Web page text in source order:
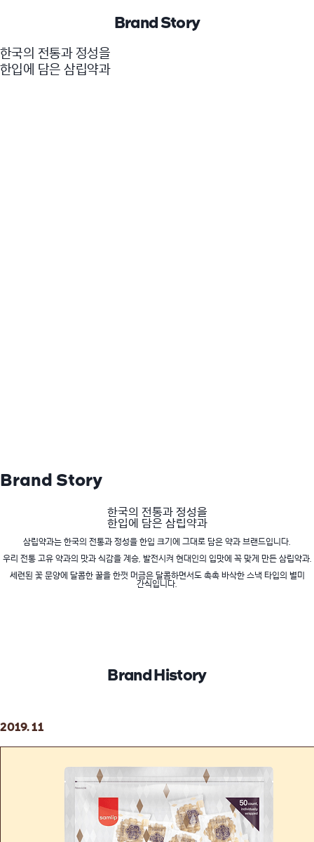
Brand Story
한국의 전통과 정성을
한입에 담은 삼립약과
Brand Story
한국의 전통과 정성을
한입에 담은 삼립약과
삼립약과는 한국의 전통과 정성을 한입 크기에 그대로 담은 약과 브랜드입니다.
우리 전통 고유 약과의 맛과 식감을 계승, 발전시켜 현대인의 입맛에 꼭 맞게 만든 삼립약과.
세련된 꽃 문양에 달콤한 꿀을 한껏 머금은 달콤하면서도 촉촉 바삭한 스낵 타입의 별미
간식입니다.
Brand History
2019. 11